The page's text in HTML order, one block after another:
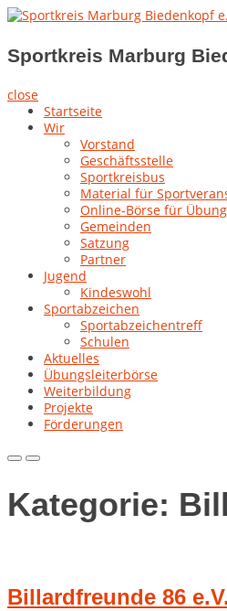
Skip
content
Sportkreis Marburg Biedenkopf e.V.
Sportkreis Marburg
close
Startseite
Wir
Vorstand
Geschäftsstelle
Sportkreisbus
Material für
Online-Börse für
Gemeinden
Satzung
Partner
Jugend
Kindeswohl
Sportabzeichen
Sportabzeichentreff
Schulen
Aktuelles
Übungsleiterbörse
Weiterbildung
Projekte
Förderungen
Primary
for
Mobile
Primary
Desktop
Kategorie:
Billardfreunde 86